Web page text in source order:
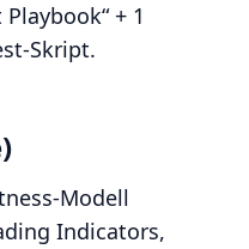
+ 1
Indicators,